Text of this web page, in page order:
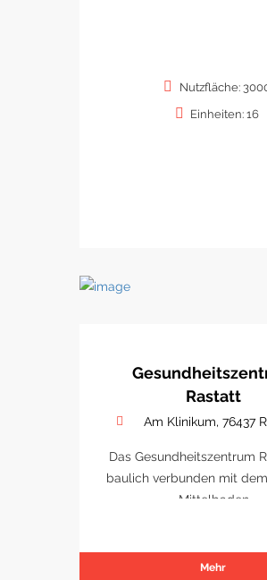
Nutzfläche:
Einheiten: 16
Rastatt
Am Klinikum, 76437
Das Gesundheitszentrum
baulich verbunden mit
Mittelbaden
Mehr